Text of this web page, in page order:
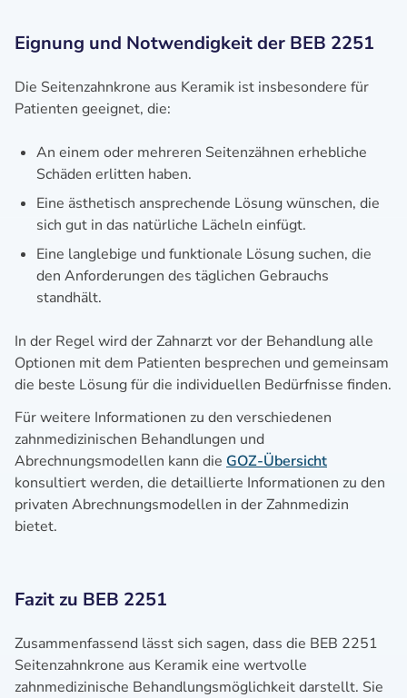
Eignung und Notwendigkeit der BEB 2251
Die Seitenzahnkrone aus Keramik ist insbesondere für
Patienten geeignet, die:
An einem oder mehreren Seitenzähnen erhebliche
Schäden erlitten haben.
Eine ästhetisch ansprechende Lösung wünschen, die
sich gut in das natürliche Lächeln einfügt.
Eine langlebige und funktionale Lösung suchen, die
den Anforderungen des täglichen Gebrauchs
standhält.
In der Regel wird der Zahnarzt vor der Behandlung alle
Optionen mit dem Patienten besprechen und gemeinsam
die beste Lösung für die individuellen Bedürfnisse finden.
Für weitere Informationen zu den verschiedenen
zahnmedizinischen Behandlungen und
Abrechnungsmodellen kann die GOZ-Übersicht
konsultiert werden, die detaillierte Informationen zu den
privaten Abrechnungsmodellen in der Zahnmedizin
bietet.
Fazit zu BEB 2251
Zusammenfassend lässt sich sagen, dass die BEB 2251
Seitenzahnkrone aus Keramik eine wertvolle
zahnmedizinische Behandlungsmöglichkeit darstellt. Sie